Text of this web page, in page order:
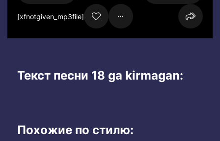
[xfnotgiven_mp3file]
Текст песни 18 ga kirmagan:
Похожие по стилю: